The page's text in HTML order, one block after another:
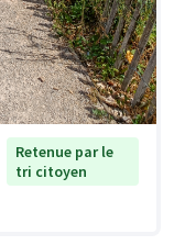
Retenue par le
tri citoyen